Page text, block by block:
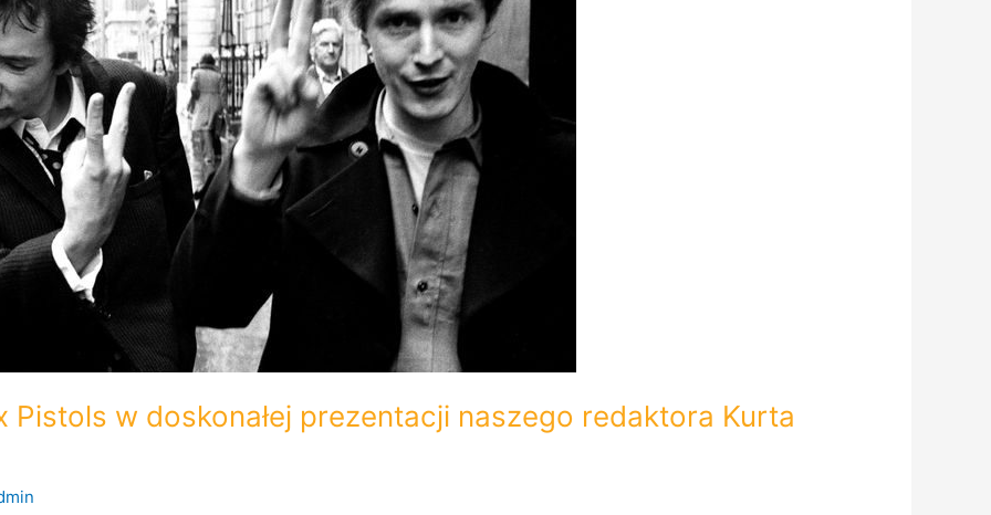
Pistols w doskonałej prezentacji naszego redaktora Kurta